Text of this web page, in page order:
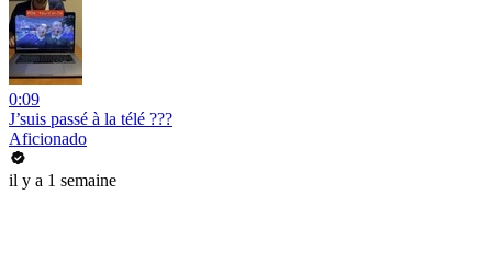
0:09
J’suis passé à la télé ???
Aficionado
il y a 1 semaine